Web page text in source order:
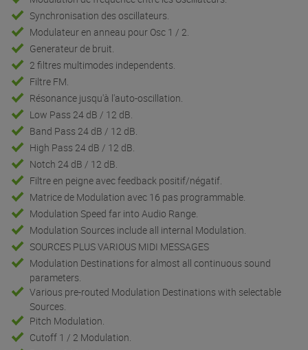
Modulateur en anneau pour Osc 1 / 2.
Generateur de bruit.
2 filtres multimodes independents.
Filtre FM.
Résonance jusqu'à l'auto-oscillation.
Low Pass 24 dB / 12 dB.
Band Pass 24 dB / 12 dB.
High Pass 24 dB / 12 dB.
Notch 24 dB / 12 dB.
Filtre en peigne avec feedback positif/négatif.
Matrice de Modulation avec 16 pas programmable.
Modulation Speed far into Audio Range.
Modulation Sources include all internal Modulation.
SOURCES PLUS VARIOUS MIDI MESSAGES
Modulation Destinations for almost all continuous sound
parameters.
Various pre-routed Modulation Destinations with selectable
Sources.
Pitch Modulation.
Cutoff 1 / 2 Modulation.
Pan 1 / 2 Modulation.